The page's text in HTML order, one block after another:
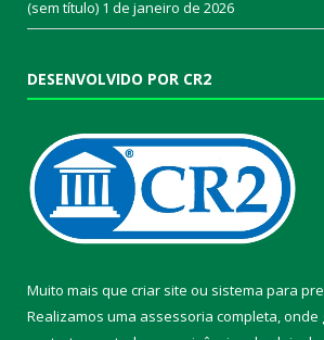
(sem título) 1 de janeiro de 2026
DESENVOLVIDO POR CR2
Muito mais que criar site ou sistema para
Realizamos uma assessoria completa, onde